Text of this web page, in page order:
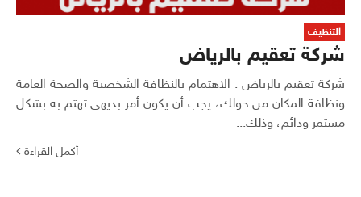
التنظيف
شركة تعقيم بالرياض
شركة تعقيم بالرياض . الاهتمام بالنظافة الشخصية والصحة العامة
ونظافة المكان من حولك، يجب أن يكون أمر بديهي تهتم به بشكل
مستمر ودائم، وذلك...
أكمل القراءة